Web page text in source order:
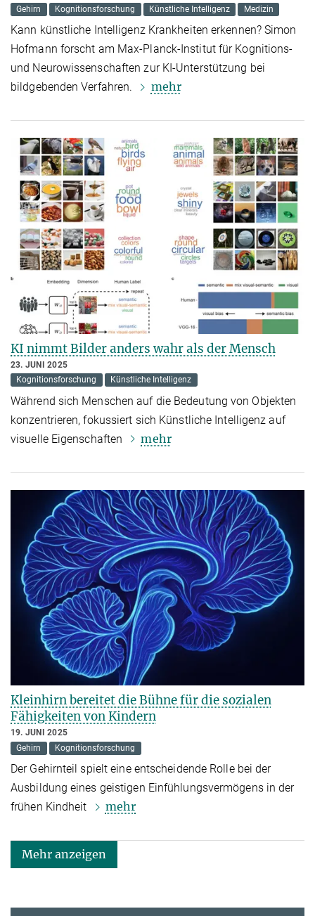
Gehirn
Kognitionsforschung Künstliche Intelligenz Medizin
Kann künstliche Intelligenz Krankheiten erkennen? Simon
Hofmann forscht am Max-Planck-Institut für Kognitions-
und Neurowissenschaften zur KI-Unterstützung bei
bildgebenden Verfahren.
mehr
KI nimmt Bilder anders wahr als der Mensch
23. JUNI 2025
Kognitionsforschung
Künstliche Intelligenz
Während sich Menschen auf die Bedeutung von Objekten
konzentrieren, fokussiert sich Künstliche Intelligenz auf
visuelle Eigenschaften
mehr
Kleinhirn bereitet die Bühne für die sozialen
Fähigkeiten von Kindern
19. JUNI 2025
Gehirn
Kognitionsforschung
Der Gehirnteil spielt eine entscheidende Rolle bei der
Ausbildung eines geistigen Einfühlungsvermögens in der
frühen Kindheit
mehr
Mehr anzeigen